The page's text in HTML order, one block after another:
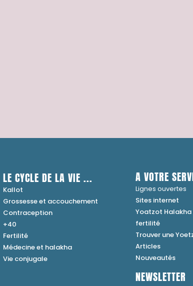
LE CYCLE DE LA VIE ...
Kallot
Grossesse et accouchement
Contraception
+40
Fertilité
Médecine et halakha
Vie conjugale
A VOTRE
Lignes ouvertes
Sites internet
Yoatzot Halakha
fertilité
Trouver une
Articles
Nouveautés
NEWSLETTER